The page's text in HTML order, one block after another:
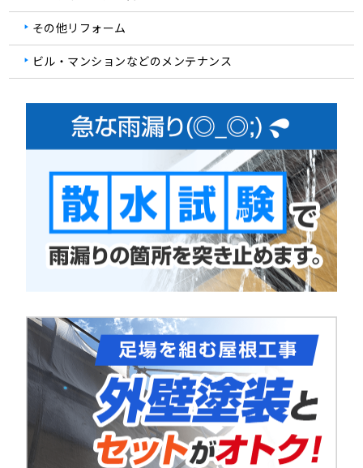
その他リフォーム
ビル・マンションなどのメンテナンス